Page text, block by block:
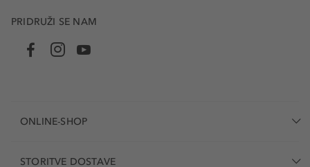
PRIDRUŽI SE NAM
ONLINE-SHOP
STORITVE DOSTAVE